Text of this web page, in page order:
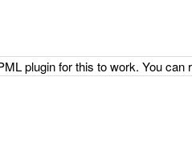
plugin for this to work. You